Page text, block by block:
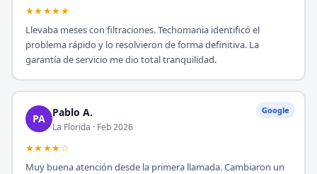
★★★★★
Llevaba meses con filtraciones. Techomania identificó el
problema rápido y lo resolvieron de forma definitiva. La
garantía de servicio me dio total tranquilidad.
Google
PA Pablo A.
La Florida · Feb 2026
★★★★☆
Muy buena atención desde la primera llamada. Cambiaron un